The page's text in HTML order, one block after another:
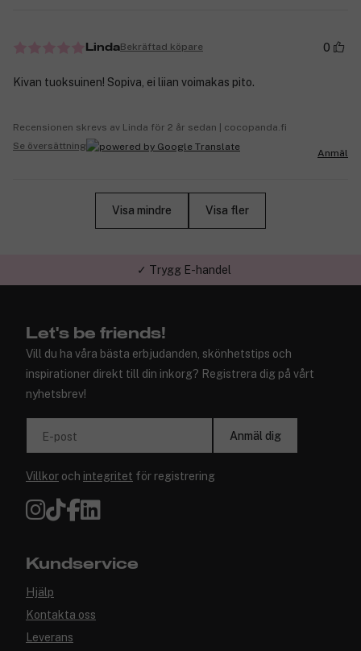
LindaBekräftad köpare 0
Kivan tuoksuinen! Sopiva, ei liian voimakas pito.
Recensionen skrevs av Linda för 2 år sedan | cocopanda.fi
Se översättning
Anmäl
Visa mindre Visa fler
✓ Trygg E-handel
Let's be friends!
Vill du ha våra bästa erbjudanden, skönhetstips och
inspirationer direkt till din inkorg? Registrera dig på vårt
nyhetsbrev!
E-post Anmäl dig
Villkor och integritet för registrering
Kundservice
Hjälp
Kontakta oss
Leverans